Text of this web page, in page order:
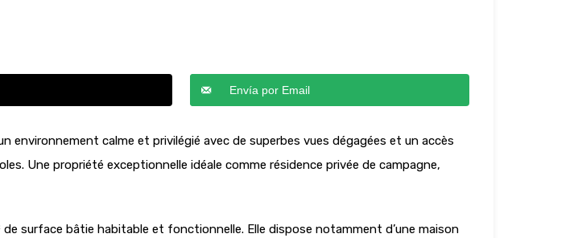
Envía por Email
environnement calme et privilégié avec de superbes vues dégagées et un accès
Une propriété exceptionnelle idéale comme résidence privée de campagne,
surface bâtie habitable et fonctionnelle. Elle dispose notamment d’une maison